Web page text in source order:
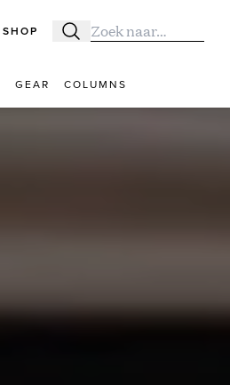
SHOP Zoeken
Zoek naar:
GEAR COLUMNS